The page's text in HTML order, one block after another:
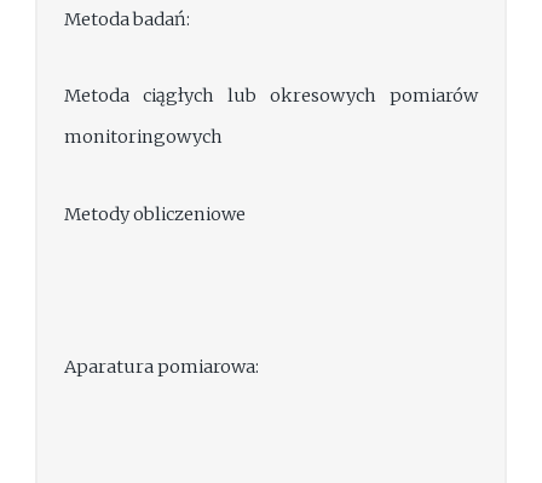
Metoda badań:
Metoda ciągłych lub okresowych pomiarów
monitoringowych
Metody obliczeniowe
Aparatura pomiarowa: